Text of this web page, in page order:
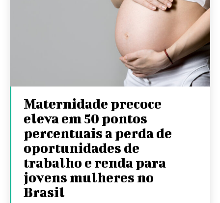
Maternidade precoce
eleva em 50 pontos
percentuais a perda de
oportunidades de
trabalho e renda para
jovens mulheres no
Brasil